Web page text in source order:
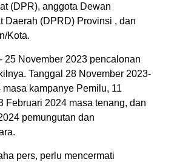
(DPR), anggota Dewan
Daerah (DPRD) Provinsi , dan
Kota.
25 November 2023 pencalonan
Tanggal 28 November 2023-
kampanye Pemilu, 11
Februari 2024 masa tenang, dan
pemungutan dan
pers, perlu mencermati